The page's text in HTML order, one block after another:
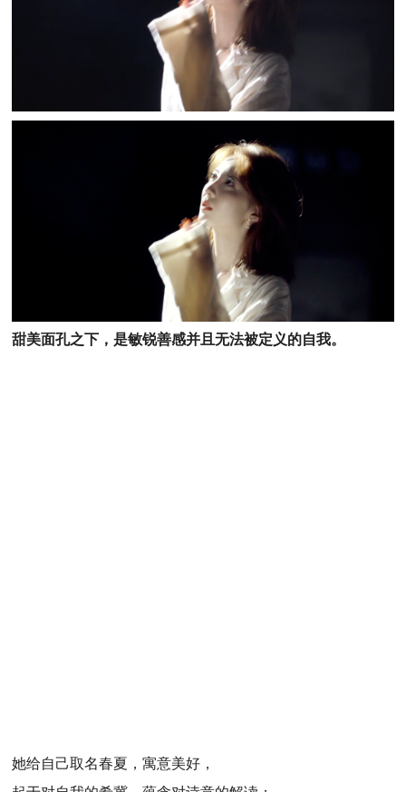
甜美面孔之下，是敏锐善感并且无法被定义的自我。
她给自己取名春夏，寓意美好，